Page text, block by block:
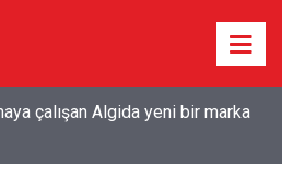
Skandal: Polisler genel